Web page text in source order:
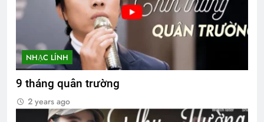
NHẠC LÍNH
9 tháng quân trường
2 years ago